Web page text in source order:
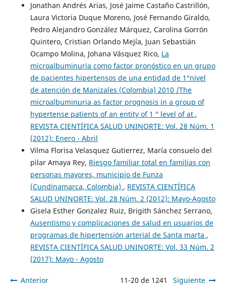
Jonathan Andrés Arias, José Jaime Castaño Castrillón,
Laura Victoria Duque Moreno, José Fernando Giraldo,
Pedro Alejandro González Márquez, Carolina Gorrón
Quintero, Cristian Orlando Mejía, Juan Sebastián
Ocampo Molina, Johana Vásquez Rico, La
microalbuminuria como factor pronóstico en un grupo
de pacientes hipertensos de una entidad de 1°nivel
de atención de Manizales (Colombia) 2010 /The
microalbuminuria as factor prognosis in a group of
hypertense patients of an entity of 1 ° level of at ,
REVISTA CIENTÍFICA SALUD UNINORTE: Vol. 28 Núm. 1
(2012): Enero - Abril
Vilma Florisa Velasquez Gutierrez, María consuelo del
pilar Amaya Rey, Riesgo familiar total en familias con
personas mayores, municipio de Funza
(Cundinamarca, Colombia) , REVISTA CIENTÍFICA
SALUD UNINORTE: Vol. 28 Núm. 2 (2012): Mayo-Agosto
Gisela Esther Gonzalez Ruiz, Brigith Sánchez Serrano,
Ausentismo y complicaciones de salud en usuarios de
programas de hipertensión arterial de Santa marta ,
REVISTA CIENTÍFICA SALUD UNINORTE: Vol. 33 Núm. 2
(2017): Mayo - Agosto
Anterior 11-20 de 1241 Siguiente